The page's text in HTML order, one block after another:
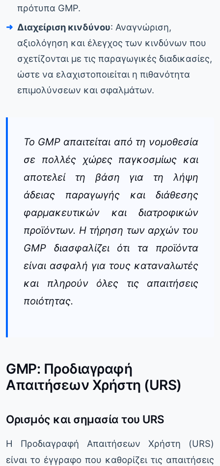
πρότυπα GMP.
Διαχείριση κινδύνου: Αναγνώριση,
αξιολόγηση και έλεγχος των κινδύνων που
σχετίζονται με τις παραγωγικές διαδικασίες,
ώστε να ελαχιστοποιείται η πιθανότητα
επιμολύνσεων και σφαλμάτων.
Το GMP απαιτείται από τη νομοθεσία
σε πολλές χώρες παγκοσμίως και
αποτελεί τη βάση για τη λήψη
άδειας παραγωγής και διάθεσης
φαρμακευτικών και διατροφικών
προϊόντων. Η τήρηση των αρχών του
GMP διασφαλίζει ότι τα προϊόντα
είναι ασφαλή για τους καταναλωτές
και πληρούν όλες τις απαιτήσεις
ποιότητας.
GMP: Προδιαγραφή
Απαιτήσεων Χρήστη (URS)
Ορισμός και σημασία του URS
Η Προδιαγραφή Απαιτήσεων Χρήστη (URS)
είναι το έγγραφο που καθορίζει τις απαιτήσεις